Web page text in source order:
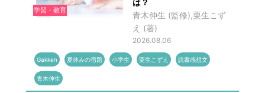
学習・教育
は？
青木伸生 (監修),粟生こず
え (著)
2026.08.06
Gakken 夏休みの宿題 小学生 粟生こずえ 読書感想文
青木伸生